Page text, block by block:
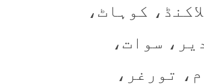
کوہاٹ،
سوات،
تورغر،